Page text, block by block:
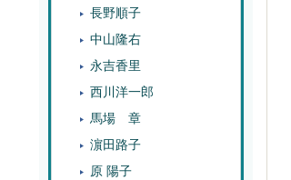
長野順子
中山隆右
永吉香里
西川洋一郎
馬場 章
濵田路子
原 陽子